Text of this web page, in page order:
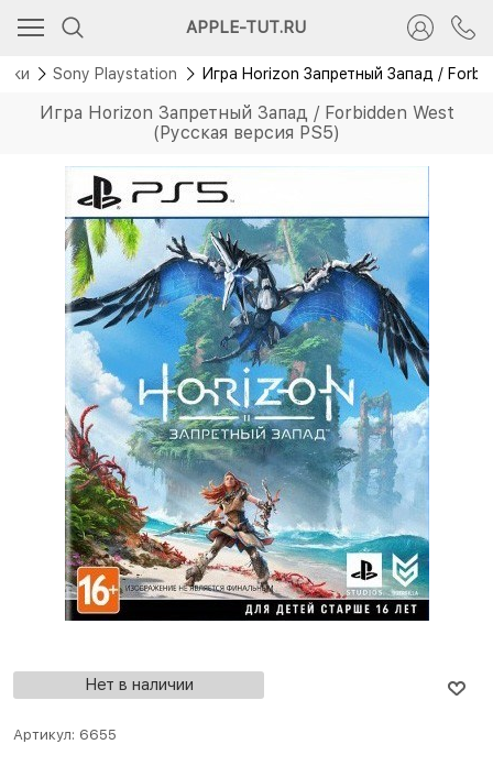
APPLE-TUT.RU
Sony Playstation Игра Horizon Запретный Запад /
Игра Horizon Запретный Запад / Forbidden West
(Русская версия PS5)
Нет в наличии
Артикул: 6655